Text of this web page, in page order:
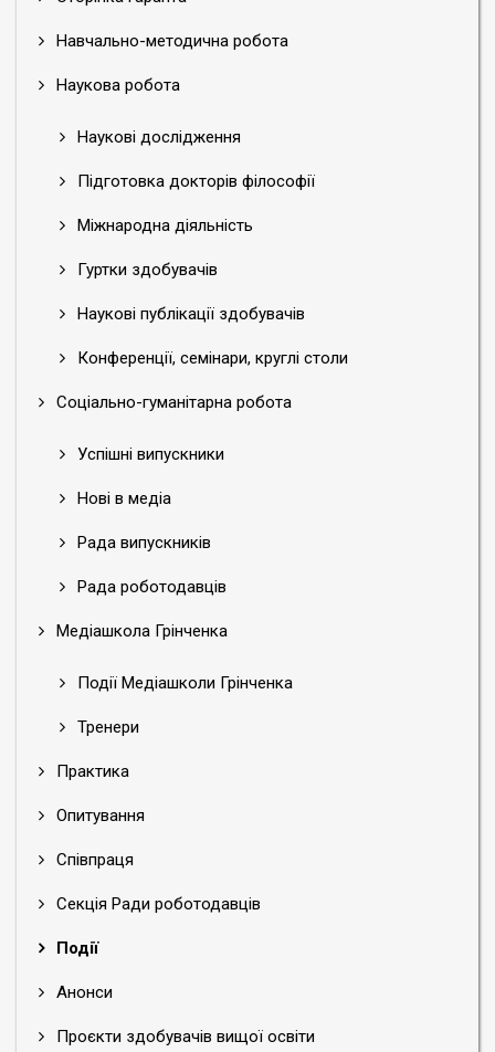
Навчально-методична робота
Наукова робота
Наукові дослідження
Підготовка докторів філософії
Міжнародна діяльність
Гуртки здобувачів
Наукові публікації здобувачів
Конференції, семінари, круглі столи
Соціально-гуманітарна робота
Успішні випускники
Нові в медіа
Рада випускників
Рада роботодавців
Медіашкола Грінченка
Події Медіашколи Грінченка
Тренери
Практика
Опитування
Співпраця
Секція Ради роботодавців
Події
Анонси
Проєкти здобувачів вищої освіти